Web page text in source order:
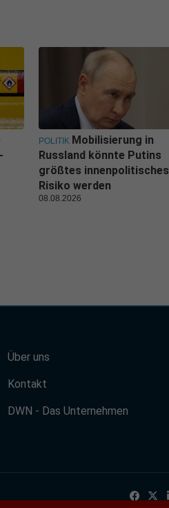
POLITIK Mobilisierung in
Russland könnte Putins
größtes innenpolitisches
Risiko werden
08.08.2026
Über uns
Kontakt
DWN - Das Unternehmen